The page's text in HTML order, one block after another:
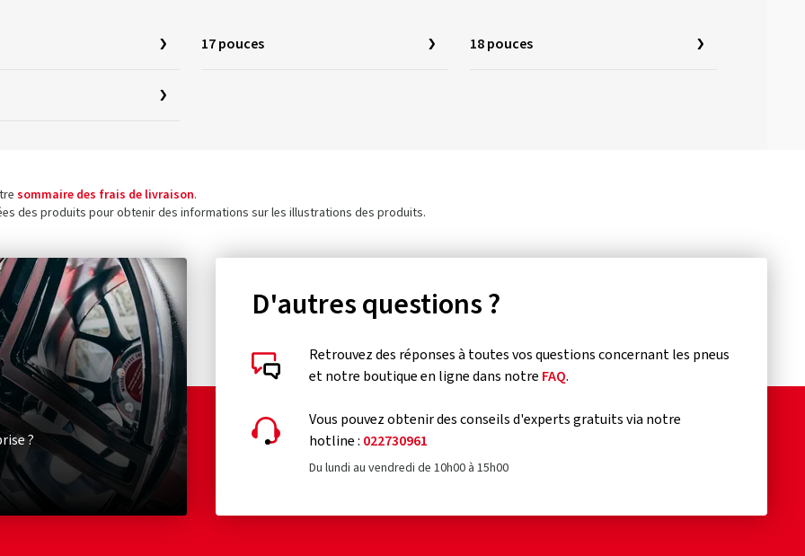
17 pouces 18 pouces
sommaire des frais de livraison.
des produits pour obtenir des informations sur les illustrations des produits.
?
D'autres questions ?
Retrouvez des réponses à toutes vos questions concernant les pneus
et notre boutique en ligne dans notre FAQ.
Vous pouvez obtenir des conseils d'experts gratuits via notre
hotline : 022730961
Du lundi au vendredi de 10h00 à 15h00